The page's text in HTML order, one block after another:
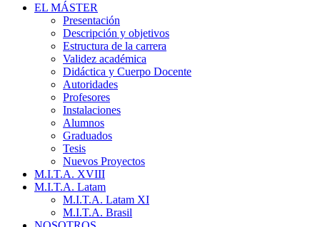
Close
EL MÁSTER
Presentación
Descripción y objetivos
Estructura de la carrera
Validez académica
Didáctica y Cuerpo Docente
Autoridades
Profesores
Instalaciones
Alumnos
Graduados
Tesis
Nuevos Proyectos
M.I.T.A. XVIII
M.I.T.A. Latam
M.I.T.A. Latam XI
M.I.T.A. Brasil